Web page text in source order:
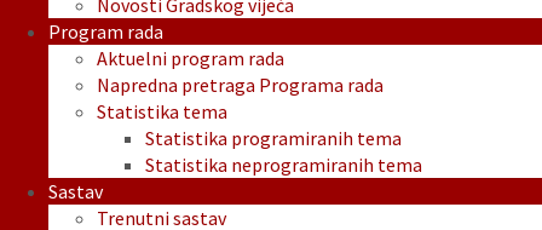
Novosti Gradskog vijeća
Program rada
Aktuelni program rada
Napredna pretraga Programa rada
Statistika tema
Statistika programiranih tema
Statistika neprogramiranih tema
Sastav
Trenutni sastav